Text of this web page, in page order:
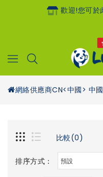
歡迎!您可於
網絡供應商CN<中國> 中
比較(0)
排序方式：